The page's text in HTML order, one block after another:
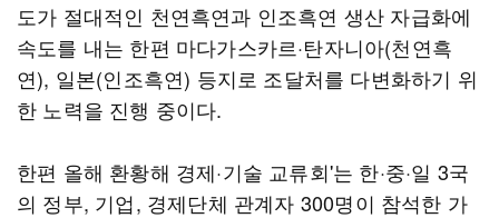
도가 절대적인 천연흑연과 인조흑연 생산 자급화에
속도를 내는 한편 마다가스카르·탄자니아(천연흑
연), 일본(인조흑연) 등지로 조달처를 다변화하기 위
한 노력을 진행 중이다.
한편 올해 환황해 경제·기술 교류회'는 한·중·일 3국
의 정부, 기업, 경제단체 관계자 300명이 참석한 가